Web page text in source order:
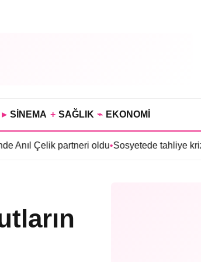
▸ SİNEMA + SAĞLIK ⌁ EKONOMİ
partneri oldu •Sosyetede tahliye krizi…•Kerem